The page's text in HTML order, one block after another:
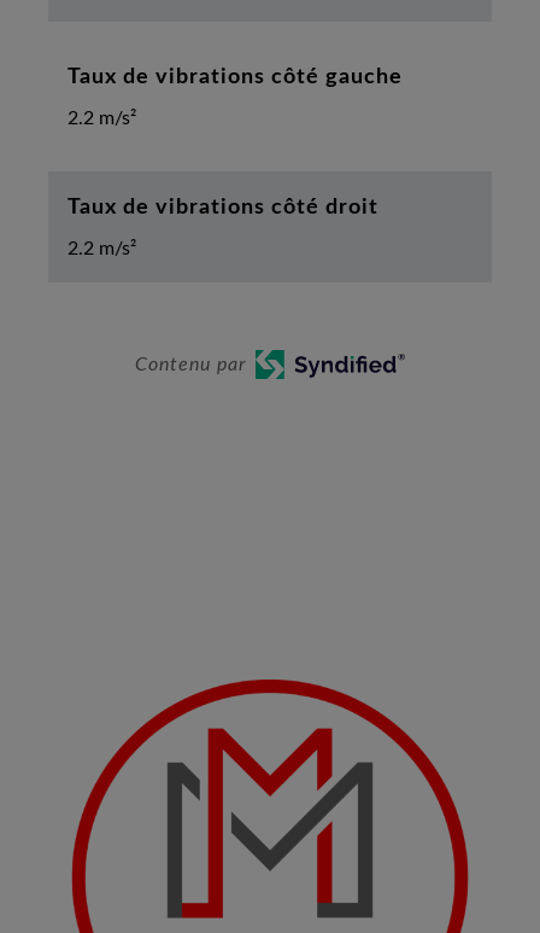
Taux de vibrations côté gauche
2.2 m/s²
Taux de vibrations côté droit
2.2 m/s²
Contenu par